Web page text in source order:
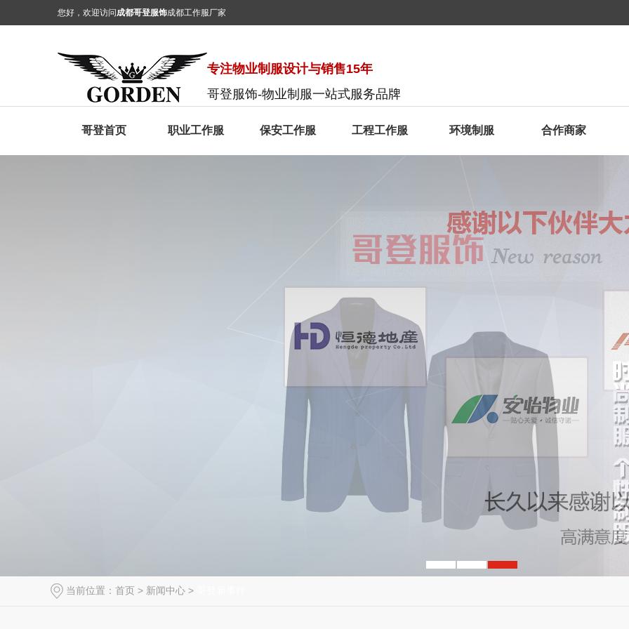
您好，欢迎访问成都哥登服饰成都工作服厂家
专注物业制服设计与销售15年
哥登服饰-物业制服一站式服务品牌
哥登首页 职业工作服 保安工作服 工程工作服 环境制服 合作商家
当前位置： 首页 > 新闻中心 >